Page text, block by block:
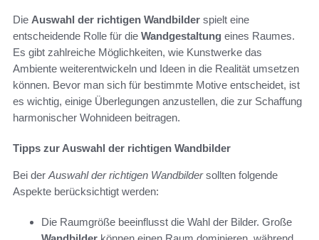
Die Auswahl der richtigen Wandbilder spielt eine
entscheidende Rolle für die Wandgestaltung eines Raumes.
Es gibt zahlreiche Möglichkeiten, wie Kunstwerke das
Ambiente weiterentwickeln und Ideen in die Realität umsetzen
können. Bevor man sich für bestimmte Motive entscheidet, ist
es wichtig, einige Überlegungen anzustellen, die zur Schaffung
harmonischer Wohnideen beitragen.
Tipps zur Auswahl der richtigen Wandbilder
Bei der Auswahl der richtigen Wandbildersollten folgende
Aspekte berücksichtigt werden:
Die Raumgröße beeinflusst die Wahl der Bilder. Große